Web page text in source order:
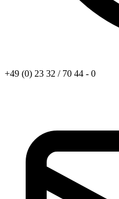
+49 (0) 23 32 / 70 44 - 0